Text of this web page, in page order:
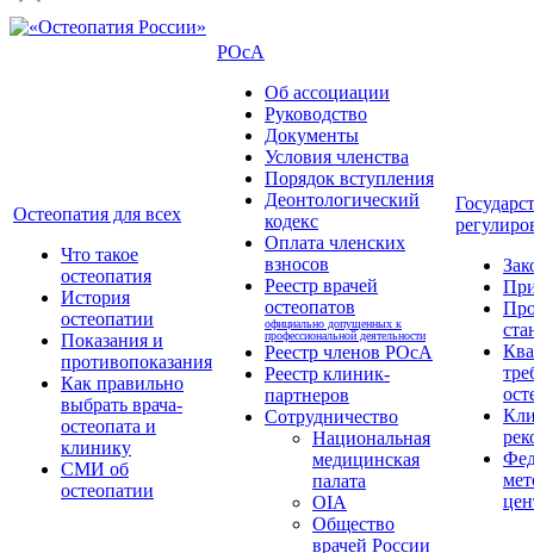
Остеопатия для всех
Что такое
остеопатия
История
остеопатии
Показания и
противопоказания
Как правильно
выбрать врача-
остеопата и
клинику
СМИ об
остеопатии
РОсА
Об ассоциации
Руководство
Документы
Условия членства
Порядок вступления
Деонтологический
кодекс
Оплата членских
взносов
Реестр врачей
остеопатов
официально допущенных к
профессиональной деятельности
Реестр членов РОсА
Реестр клиник-
партнеров
Сотрудничество
Национальная
медицинская
палата
OIA
Общество
врачей России